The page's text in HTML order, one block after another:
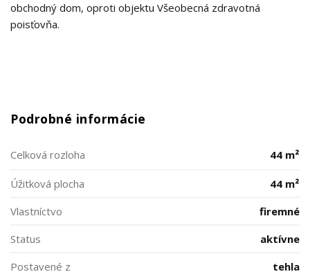
obchodný dom, oproti objektu Všeobecná zdravotná
poisťovňa.
Podrobné informácie
Celková rozloha 44 m²
Úžitková plocha
44 m²
Vlastníctvo
firemné
Status
aktívne
Postavené z
tehla